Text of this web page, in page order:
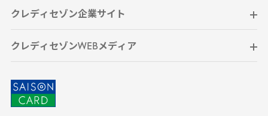
クレディセゾン企業サイト
クレディセゾンWEBメディア